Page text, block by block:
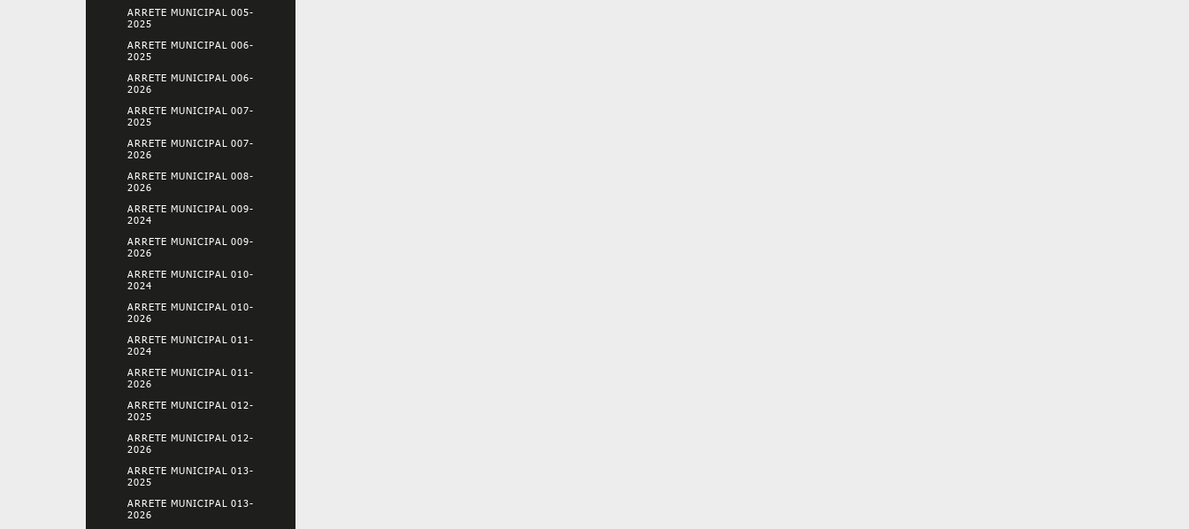
ARRETE MUNICIPAL 005-
2025
ARRETE MUNICIPAL 006-
2025
ARRETE MUNICIPAL 006-
2026
ARRETE MUNICIPAL 007-
2025
ARRETE MUNICIPAL 007-
2026
ARRETE MUNICIPAL 008-
2026
ARRETE MUNICIPAL 009-
2024
ARRETE MUNICIPAL 009-
2026
ARRETE MUNICIPAL 010-
2024
ARRETE MUNICIPAL 010-
2026
ARRETE MUNICIPAL 011-
2024
ARRETE MUNICIPAL 011-
2026
ARRETE MUNICIPAL 012-
2025
ARRETE MUNICIPAL 012-
2026
ARRETE MUNICIPAL 013-
2025
ARRETE MUNICIPAL 013-
2026